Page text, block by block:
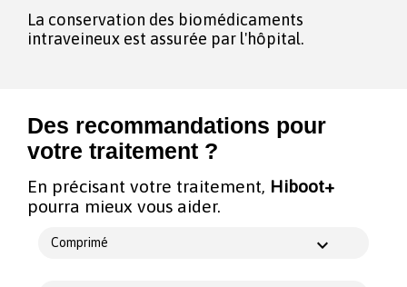
La conservation des biomédicaments
intraveineux est assurée par l'hôpital.
Des recommandations pour
votre traitement ?
En précisant votre traitement, Hiboot+
pourra mieux vous aider.
Comprimé